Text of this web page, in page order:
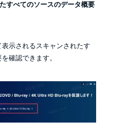
すべてのソースのデータ概要
示されるスキャンされたす
確認できます。